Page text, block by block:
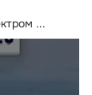
...